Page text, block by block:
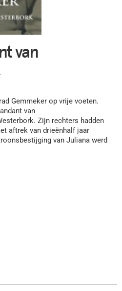
van
Gemmeker op vrije voeten.
van
Zijn rechters hadden
aftrek van drieënhalf jaar
van Juliana werd